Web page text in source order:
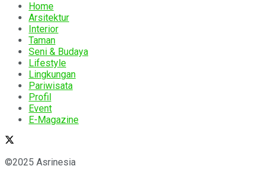
Home
Arsitektur
Interior
Taman
Seni & Budaya
Lifestyle
Lingkungan
Pariwisata
Profil
Event
E-Magazine
©2025 Asrinesia